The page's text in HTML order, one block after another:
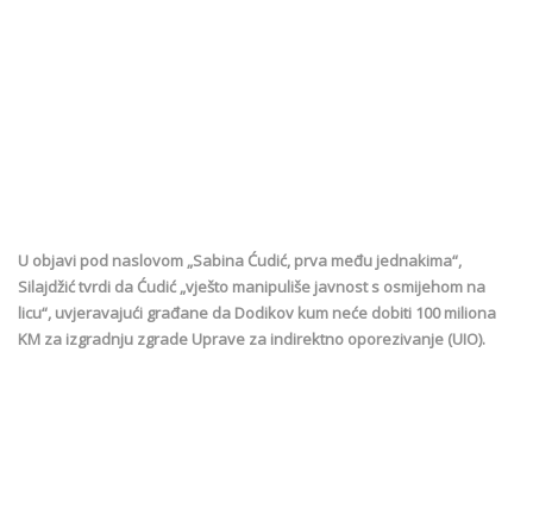
U objavi pod naslovom „Sabina Ćudić, prva među jednakima“,
Silajdžić tvrdi da Ćudić „vješto manipuliše javnost s osmijehom na
licu“, uvjeravajući građane da Dodikov kum neće dobiti 100 miliona
KM za izgradnju zgrade Uprave za indirektno oporezivanje (UIO).